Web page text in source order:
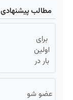
مطالب پیشنهادی
برای
اولین
بار در
ایران
این
عضو شو